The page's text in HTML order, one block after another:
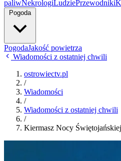
paliwNekrologiLudziePrzewodniki
Pogoda
PogodaJakość powietrza
Wiadomości z ostatniej chwili
ostrowiectv.pl
/
Wiadomości
/
Wiadomości z ostatniej chwili
/
Kiermasz Nocy